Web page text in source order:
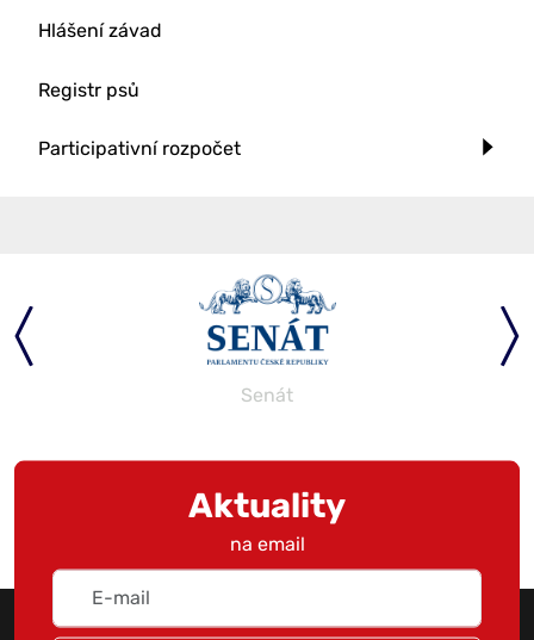
Hlášení závad
Registr psů
Participativní rozpočet
Senát
Aktuality
na email